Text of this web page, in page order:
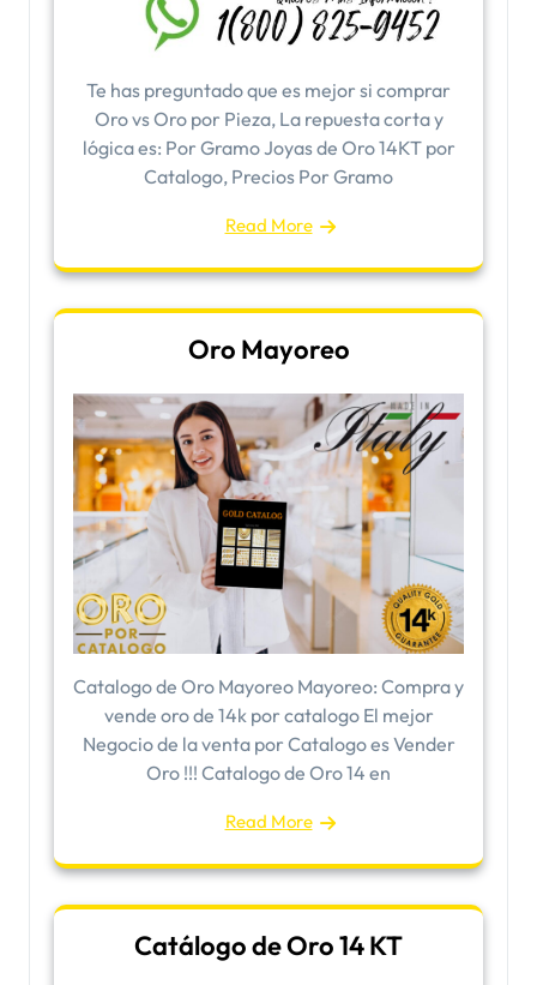
Te has preguntado que es mejor si comprar
Oro vs Oro por Pieza, La repuesta corta y
lógica es: Por Gramo Joyas de Oro 14KT por
Catalogo, Precios Por Gramo
Read More
Oro Mayoreo
​Catalogo de Oro Mayoreo Mayoreo: Compra y
vende oro de 14k por catalogo El mejor
Negocio de la venta por Catalogo es Vender
Oro !!! Catalogo de Oro 14 en
Read More
Catálogo de Oro 14 KT